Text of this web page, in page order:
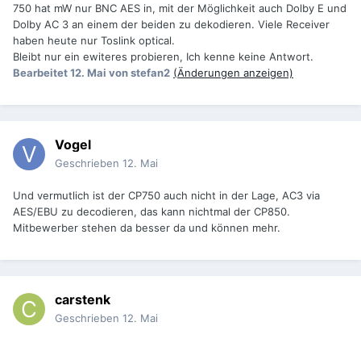
750 hat mW nur BNC AES in, mit der Möglichkeit auch Dolby E und
Dolby AC 3 an einem der beiden zu dekodieren. Viele Receiver
haben heute nur Toslink optical.
Bleibt nur ein ewiteres probieren, Ich kenne keine Antwort.
Bearbeitet12. Mai von stefan2 (Änderungen anzeigen)
Vogel
Geschrieben 12. Mai
Und vermutlich ist der CP750 auch nicht in der Lage, AC3 via
AES/EBU zu decodieren, das kann nichtmal der CP850.
Mitbewerber stehen da besser da und können mehr.
carstenk
Geschrieben 12. Mai